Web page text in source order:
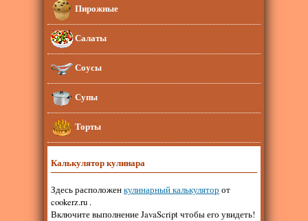
Пирожные
Салаты
Соусы
Супы
Торты
Калькулятор кулинара
Здесь расположенкулинарный калькулятор от
cookerz.ru .
Включите выполнение JavaScript чтобы его увидеть!